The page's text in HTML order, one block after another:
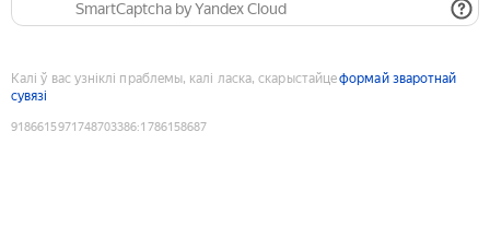
SmartCaptcha by Yandex Cloud
Калі ў вас узніклі праблемы, калі ласка, скарыстайцеформай зваротнай
сувязі
9186615971748703386:1786158687